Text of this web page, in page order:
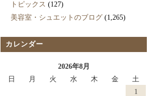
トピックス (127)
美容室・シュエットのブログ (1,265)
カレンダー
2026年8月
日
月 火 水 木 金
土
1